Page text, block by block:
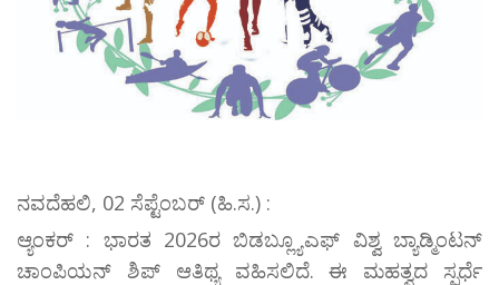
ನವದೆಹಲಿ, 02 ಸೆಪ್ಟೆಂಬರ್ (ಹಿ.ಸ.) :
ಆ್ಯಂಕರ್ : ಭಾರತ 2026ರ ಬಿಡಬ್ಲ್ಯೂಎಫ್ ವಿಶ್ವ ಬ್ಯಾಡ್ಮಿಂಟನ್
ಚಾಂಪಿಯನ್‌ ಶಿಪ್ ಆತಿಥ್ಯ ವಹಿಸಲಿದೆ. ಈ ಮಹತ್ವದ ಸ್ಪರ್ಧೆ